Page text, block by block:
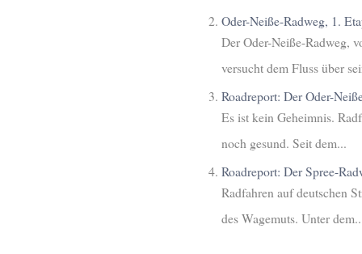
Oder-Neiße-Radweg, 1.
Der Oder-Neiße-Radweg,
versucht dem Fluss über
Roadreport: Der Oder-
Es ist kein Geheimnis.
noch gesund. Seit dem...
Roadreport: Der Spree-
Radfahren auf deutschen
des Wagemuts. Unter